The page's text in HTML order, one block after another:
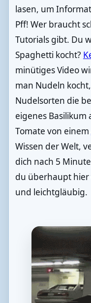
lasen, um
Pff! Wer braucht
Tutorials gibt. Du
Spaghetti kocht?
minütiges Video
man Nudeln
Nudelsorten die
eigenes
Tomate von einem
Wissen der Welt,
dich nach 5
du überhaupt hier
und leichtgläubig.